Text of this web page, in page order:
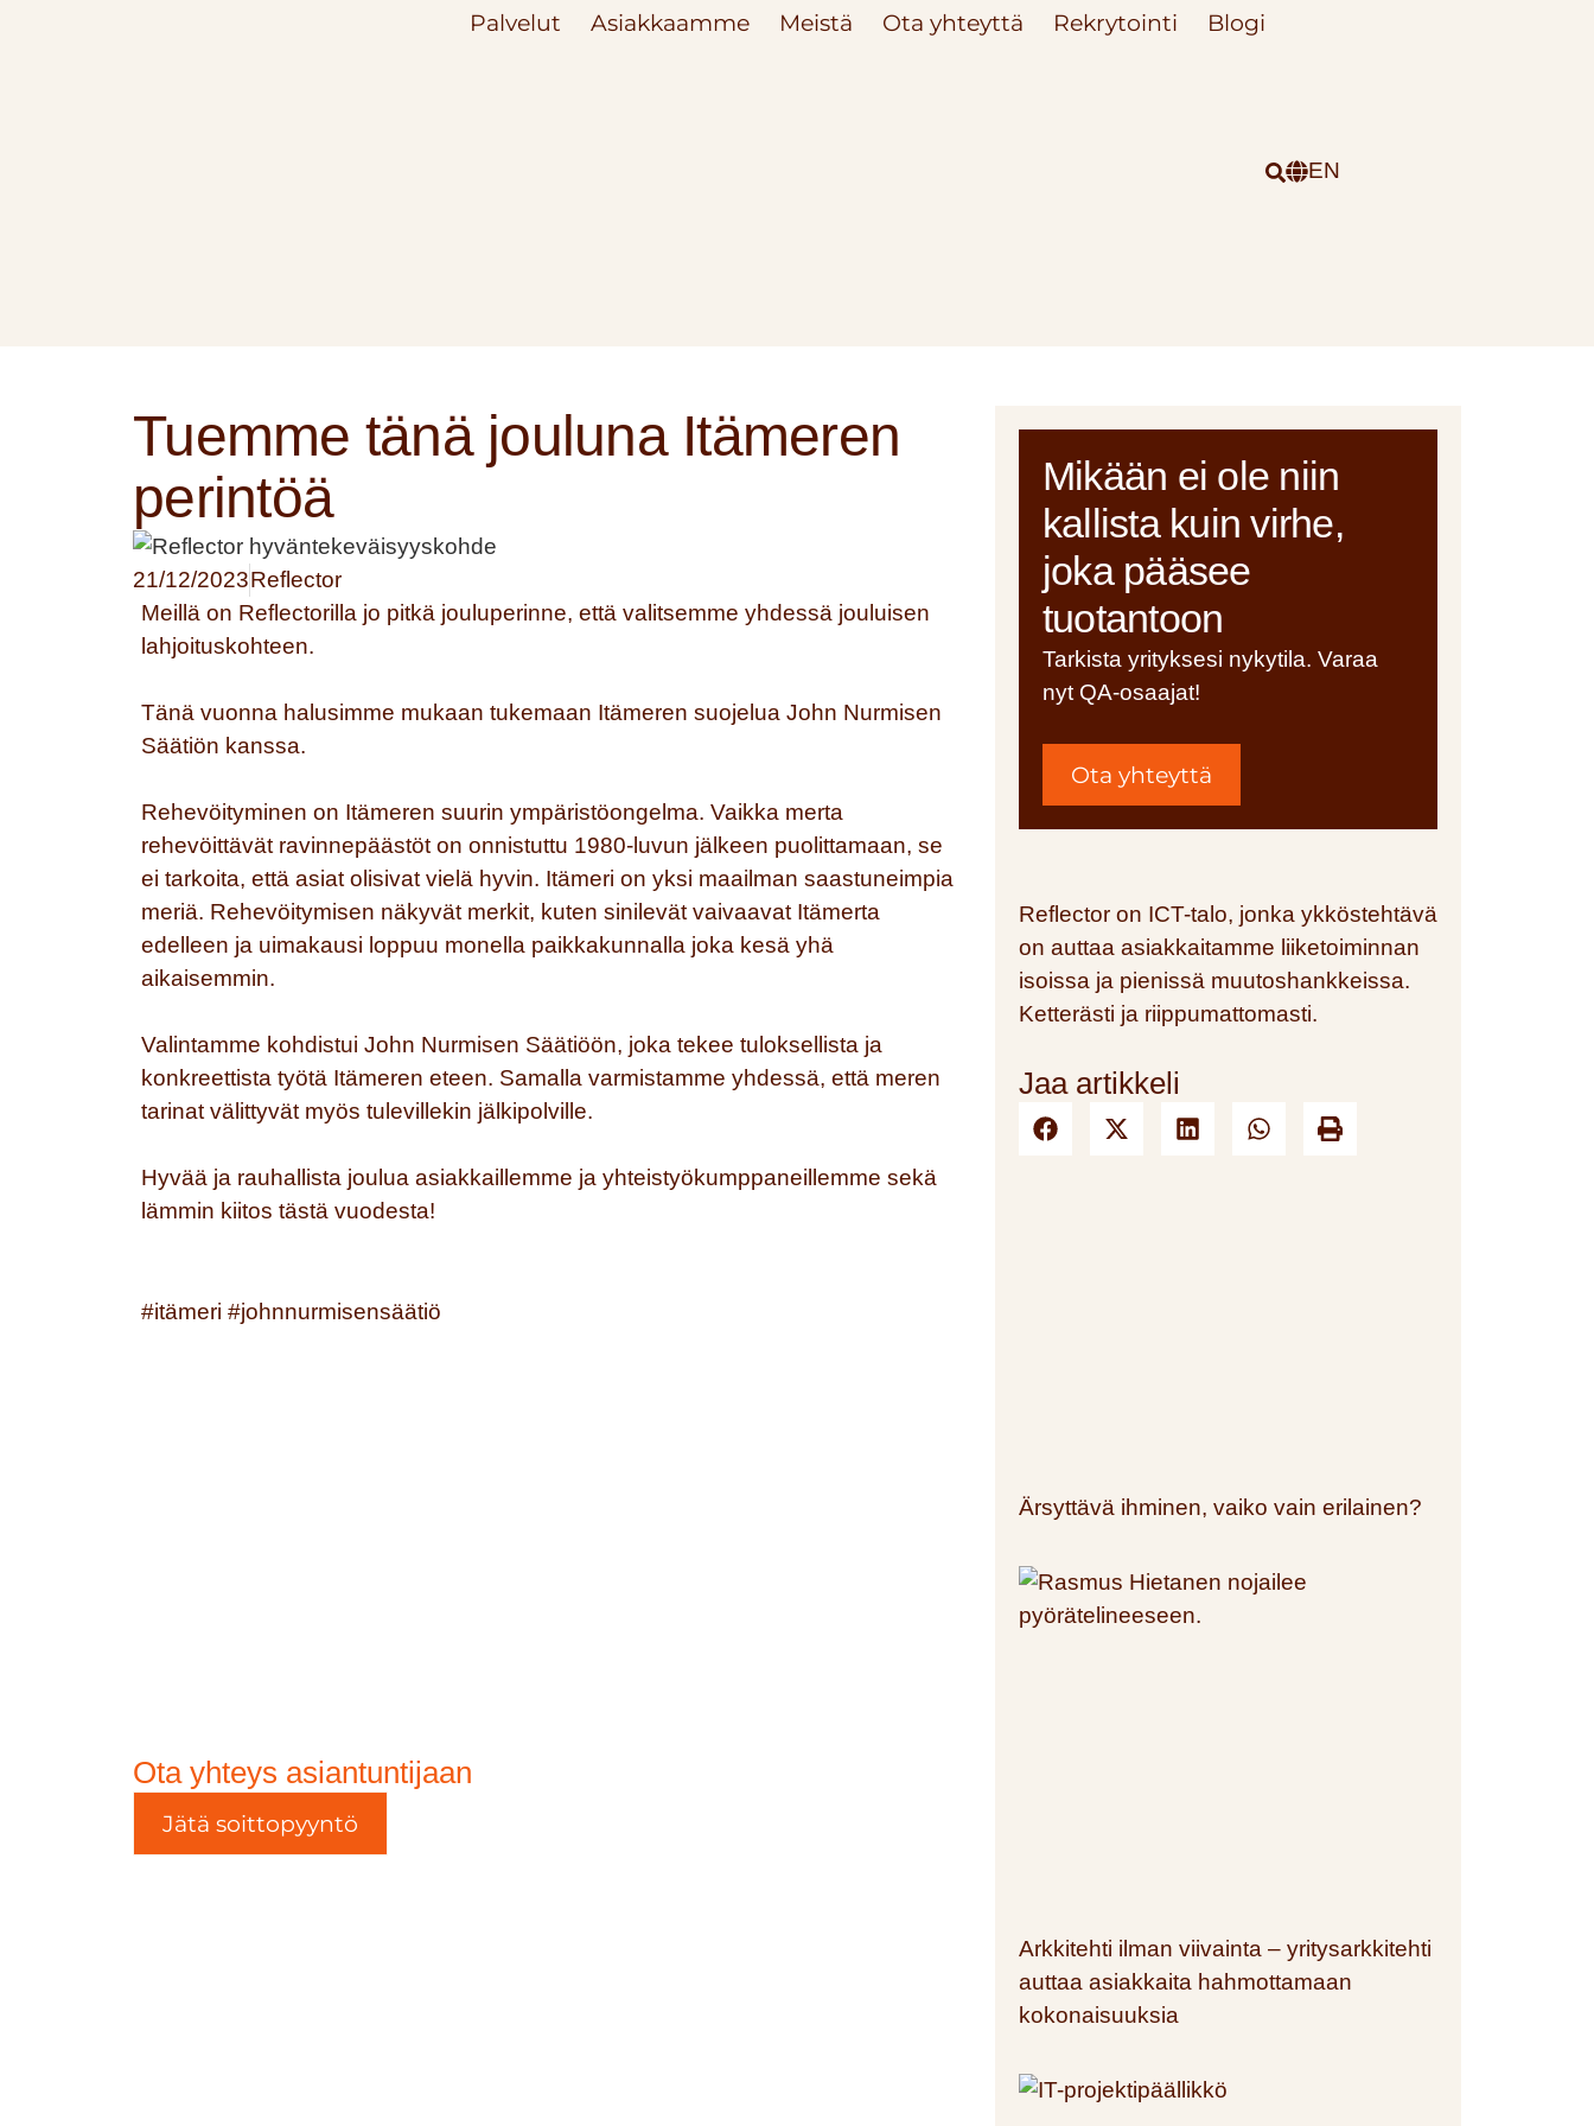
Palvelut Asiakkaamme Meistä Ota yhteyttä Rekrytointi Blogi
EN
Tuemme tänä jouluna Itämeren
perintöä
21/12/2023Reflector
Meillä on Reflectorilla jo pitkä jouluperinne, että valitsemme yhdessä jouluisen
lahjoituskohteen.
Tänä vuonna halusimme mukaan tukemaan Itämeren suojelua John Nurmisen
Säätiön kanssa.
Rehevöityminen on Itämeren suurin ympäristöongelma. Vaikka merta
rehevöittävät ravinnepäästöt on onnistuttu 1980-luvun jälkeen puolittamaan, se
ei tarkoita, että asiat olisivat vielä hyvin. Itämeri on yksi maailman saastuneimpia
meriä. Rehevöitymisen näkyvät merkit, kuten sinilevät vaivaavat Itämerta
edelleen ja uimakausi loppuu monella paikkakunnalla joka kesä yhä
aikaisemmin.
Valintamme kohdistui John Nurmisen Säätiöön, joka tekee tuloksellista ja
konkreettista työtä Itämeren eteen. Samalla varmistamme yhdessä, että meren
tarinat välittyvät myös tulevillekin jälkipolville.
Hyvää ja rauhallista joulua asiakkaillemme ja yhteistyökumppaneillemme sekä
lämmin kiitos tästä vuodesta!
#itämeri #johnnurmisensäätiö
Ota yhteys asiantuntijaan
Jätä soittopyyntö
Mikään ei ole niin
kallista kuin virhe,
joka pääsee
tuotantoon
Tarkista yrityksesi nykytila. Varaa
nyt QA-osaajat!
Ota yhteyttä
Reflector on ICT-talo, jonka ykköstehtävä
on auttaa asiakkaitamme liiketoiminnan
isoissa ja pienissä muutoshankkeissa.
Ketterästi ja riippumattomasti.
Jaa artikkeli
Ärsyttävä ihminen, vaiko vain erilainen?
Arkkitehti ilman viivainta – yritysarkkitehti
auttaa asiakkaita hahmottamaan
kokonaisuuksia